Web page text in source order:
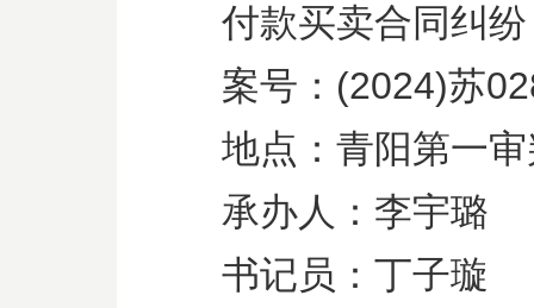
付款买卖合同纠纷
案号： (2024)苏
地点：青阳第一
承办人：李宇璐
书记员：丁子璇